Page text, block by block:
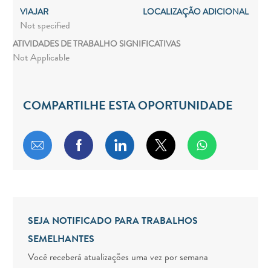
VIAJAR
Not specified
LOCALIZAÇÃO ADICIONAL
ATIVIDADES DE TRABALHO SIGNIFICATIVAS
Not Applicable
COMPARTILHE ESTA OPORTUNIDADE
Compartilhar por e-mail
Compartilhar via Facebook
Compartilhar via LinkedIn
Compartilhar via
SEJA NOTIFICADO PARA TRABALHOS
SEMELHANTES
Você receberá atualizações uma vez por semana